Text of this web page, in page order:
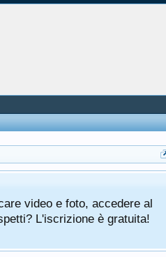
video e foto, accedere al
L'iscrizione è gratuita!